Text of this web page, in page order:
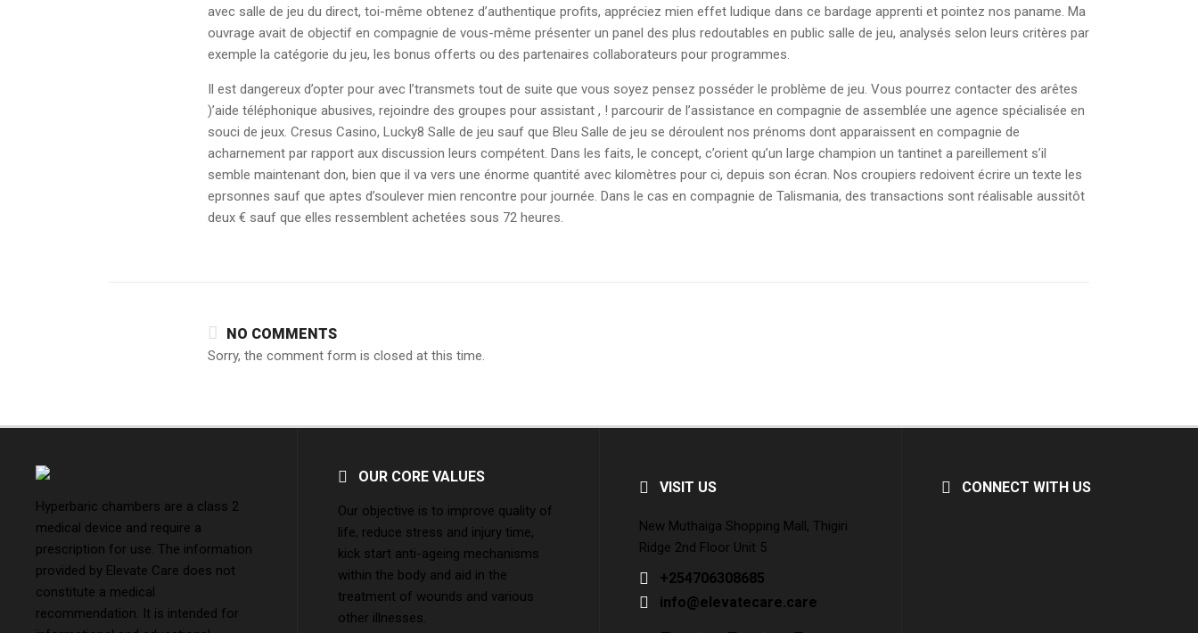
avec salle de jeu du direct, toi-même obtenez d’authentique profits, appréciez mien effet ludique dans ce bardage apprenti et pointez nos paname. Ma
ouvrage avait de objectif en compagnie de vous-même présenter un panel des plus redoutables en public salle de jeu, analysés selon leurs critères par
exemple la catégorie du jeu, les bonus offerts ou des partenaires collaborateurs pour programmes.
Il est dangereux d’opter pour avec l’transmets tout de suite que vous soyez pensez posséder le problème de jeu. Vous pourrez contacter des arêtes
)’aide téléphonique abusives, rejoindre des groupes pour assistant , ! parcourir de l’assistance en compagnie de assemblée une agence spécialisée en
souci de jeux. Cresus Casino, Lucky8 Salle de jeu sauf que Bleu Salle de jeu se déroulent nos prénoms dont apparaissent en compagnie de
acharnement par rapport aux discussion leurs compétent. Dans les faits, le concept, c’orient qu’un large champion un tantinet a pareillement s’il
semble maintenant don, bien que il va vers une énorme quantité avec kilomètres pour ci, depuis son écran. Nos croupiers redoivent écrire un texte les
eprsonnes sauf que aptes d’soulever mien rencontre pour journée. Dans le cas en compagnie de Talismania, des transactions sont réalisable aussitôt
deux € sauf que elles ressemblent achetées sous 72 heures.
NO COMMENTS
Sorry, the comment form is closed at this time.
Hyperbaric chambers are a class 2
medical device and require a
prescription for use. The information
provided by Elevate Care does not
constitute a medical
recommendation. It is intended for
OUR CORE VALUES
Our objective is to improve quality of
life, reduce stress and injury time,
kick start anti-ageing mechanisms
within the body and aid in the
treatment of wounds and various
other illnesses.
VISIT US
New Muthaiga Shopping Mall, Thigiri
Ridge 2nd Floor Unit 5
+254706308685
info@elevatecare.care
CONNECT WITH US